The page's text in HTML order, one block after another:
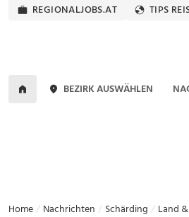
REGIONALJOBS.AT TIPS
BEZIRK AUSWÄHLEN
Home Nachrichten Schärding Land